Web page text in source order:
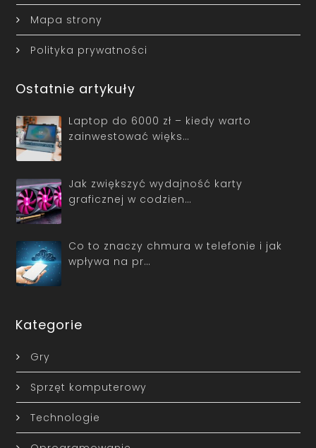
Mapa strony
Polityka prywatności
Ostatnie artykuły
Laptop do 6000 zł – kiedy warto
zainwestować więks…
Jak zwiększyć wydajność karty
graficznej w codzien…
Co to znaczy chmura w telefonie i jak
wpływa na pr…
Kategorie
Gry
Sprzęt komputerowy
Technologie